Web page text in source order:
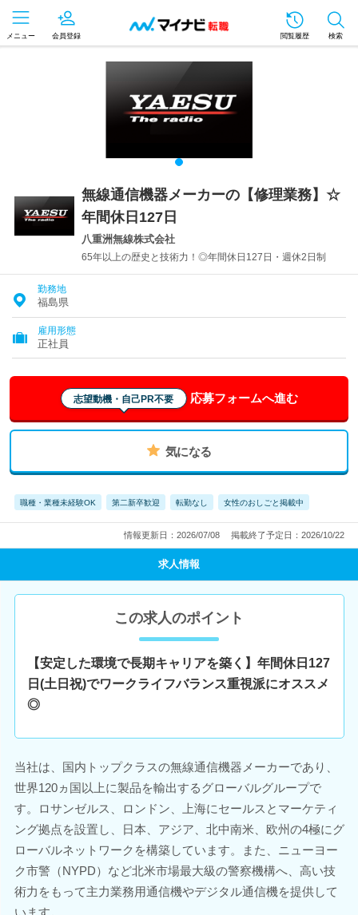
メニュー 会員登録 閲覧履歴 検索
無線通信機器メーカーの【修理業務】☆
年間休日127日
八重洲無線株式会社
65年以上の歴史と技術力！◎年間休日127日・週休2日制
勤務地
福島県
雇用形態
正社員
志望動機・自己PR不要 応募フォームへ進む
気になる
職種・業種未経験OK 第二新卒歓迎 転勤なし 女性のおしごと掲載中
情報更新日：2026/07/08 掲載終了予定日：2026/10/22
求人情報
この求人のポイント
【安定した環境で長期キャリアを築く】年間休日127
日(土日祝)でワークライフバランス重視派にオススメ
◎
当社は、国内トップクラスの無線通信機器メーカーであり、
世界120ヵ国以上に製品を輸出するグローバルグループで
す。ロサンゼルス、ロンドン、上海にセールスとマーケティ
ング拠点を設置し、日本、アジア、北中南米、欧州の4極にグ
ローバルネットワークを構築しています。また、ニューヨー
ク市警（NYPD）など北米市場最大級の警察機構へ、高い技
術力をもって主力業務用通信機やデジタル通信機を提供して
います。